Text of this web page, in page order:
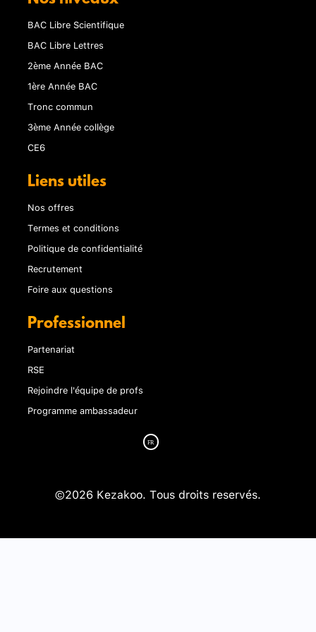
BAC Libre Scientifique
BAC Libre Lettres
2ème Année BAC
1ère Année BAC
Tronc commun
3ème Année collège
CE6
Liens utiles
Nos offres
Termes et conditions
Politique de confidentialité
Recrutement
Foire aux questions
Professionnel
Partenariat
RSE
Rejoindre l'équipe de profs
Programme ambassadeur
©2026 Kezakoo. Tous droits reservés.